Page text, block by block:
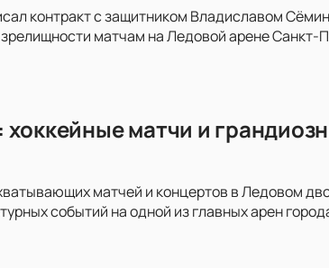
контракт с защитником Владиславом
матчам на Ледовой арене
матчи и
матчей и концертов в Ледовом
событий на одной из главных арен